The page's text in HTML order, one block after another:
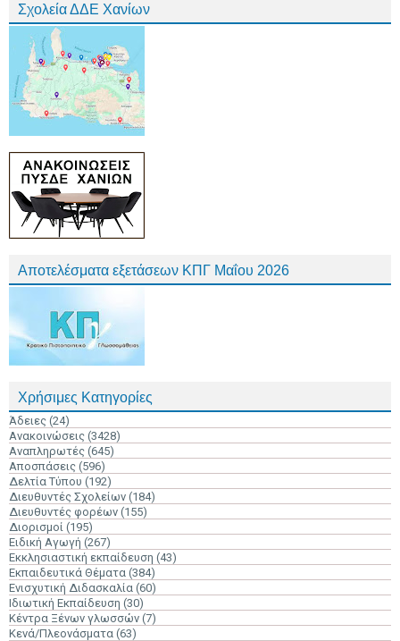
Σχολεία ΔΔΕ Χανίων
Αποτελέσματα εξετάσεων ΚΠΓ Μαΐου 2026
Χρήσιμες Κατηγορίες
Άδειες (24)
Ανακοινώσεις (3428)
Αναπληρωτές (645)
Αποσπάσεις (596)
Δελτία Τύπου (192)
Διευθυντές Σχολείων (184)
Διευθυντές φορέων (155)
Διορισμοί (195)
Ειδική Αγωγή (267)
Εκκλησιαστική εκπαίδευση (43)
Εκπαιδευτικά Θέματα (384)
Ενισχυτική Διδασκαλία (60)
Ιδιωτική Εκπαίδευση (30)
Κέντρα Ξένων γλωσσών (7)
Κενά/Πλεονάσματα (63)